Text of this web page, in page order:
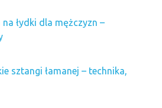
łydki dla mężczyzn –
sztangi łamanej – technika,